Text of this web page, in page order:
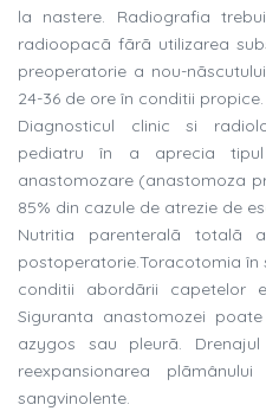
la nastere. Radiografia
radioopacã fãrã utilizarea
preoperatorie a nou-
24-36 de ore în conditii propice.
Diagnosticul clinic si
pediatru în a aprecia
anastomozare (anastomoza
85% din cazule de atrezie de
Nutritia parenteralã totalã
postoperatorie.Toracotomia în
conditii abordãrii capetelor
Siguranta anastomozei
azygos sau pleurã.
reexpansionarea
sangvinolente.